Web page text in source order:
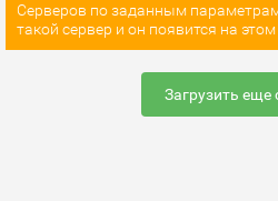
Серверов по заданным
такой сервер и он появится на этом
Загрузить еще